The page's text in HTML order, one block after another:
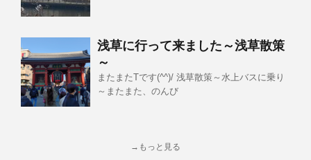
浅草に行って来ました～浅草散策
～
またまたTです(^^)/ 浅草散策～水上バスに乗り
～またまた、のんび
→もっと見る